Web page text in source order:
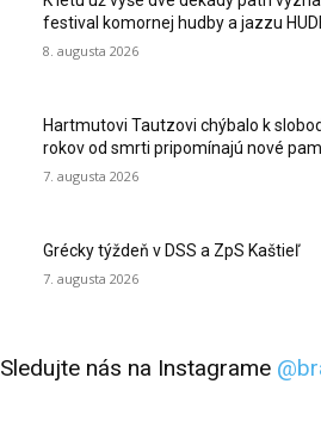
festival komornej hudby a jazzu
8. augusta 2026
Hartmutovi Tautzovi chýbalo k
rokov od smrti pripomínajú nové
7. augusta 2026
Grécky týždeň v DSS a ZpS Kaštieľ
7. augusta 2026
Sledujte nás na Instagrame